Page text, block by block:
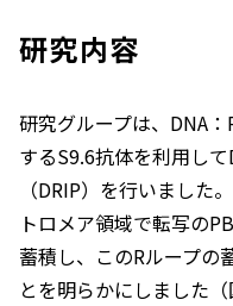
研究内容
研究グループは、DNA
するS9.6抗体を利用し
（DRIP）を行いました
トロメア領域で転写の
蓄積し、このRループの
とを明らかにしました（